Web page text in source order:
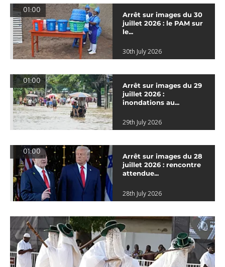
01:00
Arrêt sur images du 30
juillet 2026 : le PAM sur
le...
30th July 2026
01:00
Arrêt sur images du 29
juillet 2026 :
inondations au...
29th July 2026
01:00
Arrêt sur images du 28
juillet 2026 : rencontre
attendue...
28th July 2026